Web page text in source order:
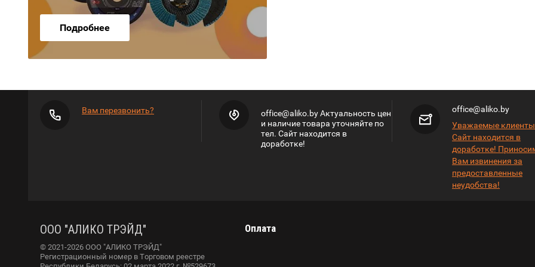
Подробнее
Вам перезвонить?
office@aliko.by Актуальность цен
и наличие товара уточняйте по
тел. Сайт находится в
доработке!
office@aliko.by
Уважаемые
Сайт находится в
доработке!
Вам извинения за
предоставленные
неудобства!
ООО "АЛИКО ТРЭЙД"
© 2021-2026 ООО "АЛИКО ТРЭЙД"
Регистрационный номер в Торговом реестре
Оплата